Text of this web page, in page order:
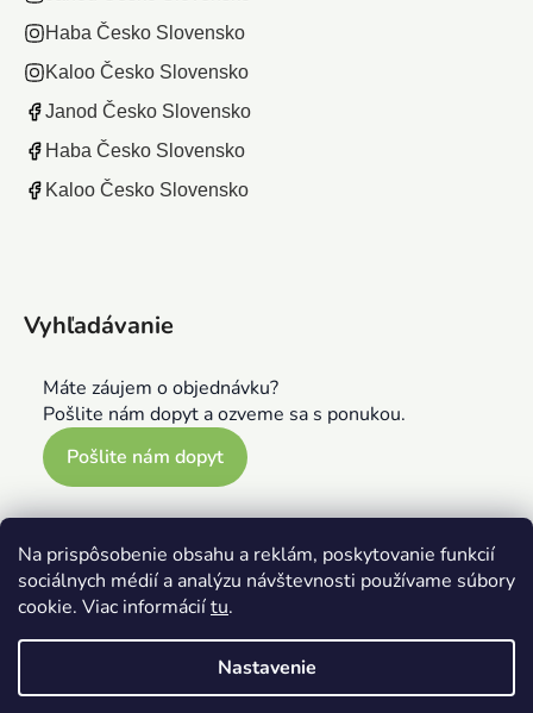
Na prispôsobenie obsahu a reklám, poskytovanie funkcií
sociálnych médií a analýzu návštevnosti používame súbory
cookie. Viac informáciítu.
Nastavenie
Haba Česko Slovensko
Kaloo Česko Slovensko
Janod Česko Slovensko
Haba Česko Slovensko
Kaloo Česko Slovensko
Vyhľadávanie
Máte záujem o objednávku?
Pošlite nám dopyt a ozveme sa s ponukou.
Pošlite nám dopyt